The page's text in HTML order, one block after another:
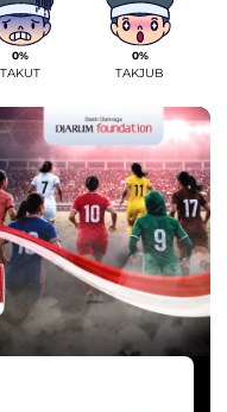
0%
TAKUT
0%
TAKJUB